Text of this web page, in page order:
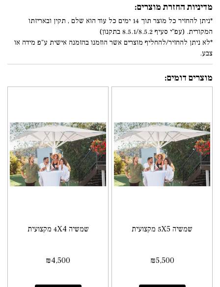
מדיניות החזרת מוצרים:
*ניתן להחזיר כל מוצר תוך 14 ימים כל עוד הוא שלם , תקין ובאריזתו
המקורית. (עפ"י סעיף 8.5.1/8.5.2 בתקנון)
*לא ניתן להחזיר/להחליף מוצרים אשר הוזמנו בהזמנה אישית ע"פ מידה או
צבע.
מוצרים דומים:
שמשיה 5X5 מקצועית
₪5,500
שמשיה 4X4 מקצועית
₪4,500